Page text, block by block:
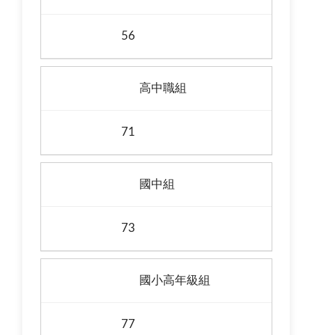
56
高中職組
71
國中組
73
國小高年級組
77